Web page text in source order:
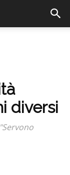
diversi